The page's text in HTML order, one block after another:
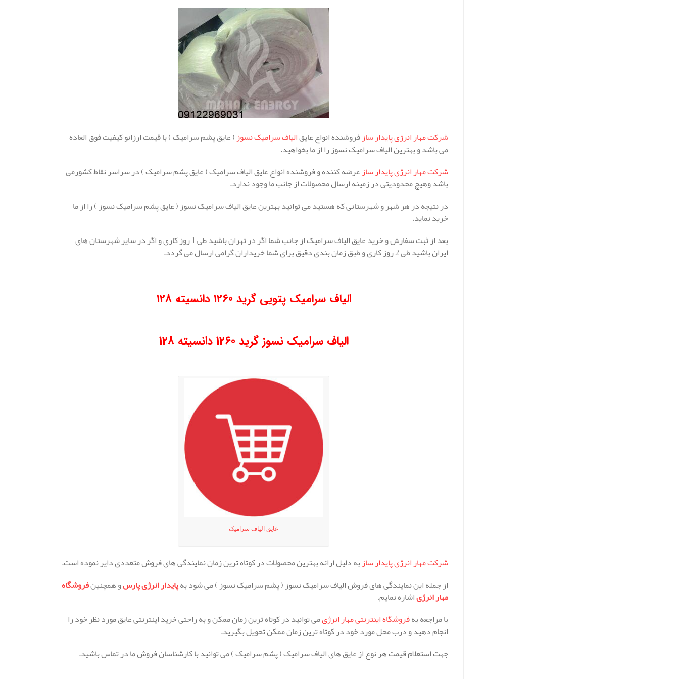
شرکت مهار انرژی پایدار سازفروشنده انواع عایقالیاف سرامیک نسوز( عایق پشم سرامیک ) با قیمت ارزانو کیفیت فوق العاده
می باشد و بهترین الیاف سرامیک نسوز را از ما بخواهید.
شرکت مهار انرژی پایدار سازعرضه کننده و فروشنده انواع عایق الیاف سرامیک ( عایق پشم سرامیک ) در سراسر نقاط کشورمی
باشد وهیچ محدودیتی در زمینه ارسال محصولات از جانب ما وجود ندارد.
در نتیجه در هر شهر و شهرستانی که هستید می توانید بهترین عایق الیاف سرامیک نسوز ( عایق پشم سرامیک نسوز ) را از ما
خرید نماید.
بعد از ثبت سفارش و خرید عایق الیاف سرامیک از جانب شما اگر در تهران باشید طی 1 روز کاری و اگر در سایر شهرستان های
ایران باشید طی 2 روز کاری و طبق زمان بندی دقیق برای شما خریداران گرامی ارسال می گردد.
الیاف سرامیک پتویی گرید 1260 دانسیته 128
الیاف سرامیک نسوز گرید 1260 دانسیته 128
عایق الیاف سرامیک
شرکت مهار انرژی پایدار سازبه دلیل ارائه بهترین محصولات در کوتاه ترین زمان نمایندگی های فروش متعددی دایر نموده است.
از جمله این نمایندگی های فروش الیاف سرامیک نسوز ( پشم سرامیک نسوز ) می شود بهپایدار انرژی پارسو همچنینفروشگاه
مهار انرژیاشاره نمایم.
با مراجعه بهفروشگاه اینترنتی مهار انرژیمی توانید در کوتاه ترین زمان ممکن و به راحتی خرید اینترنتی عایق مورد نظر خود را
انجام دهید و درب محل مورد خود در کوتاه ترین زمان ممکن تحویل بگیرید.
جهت استعلام قیمت هر نوع از عایق های الیاف سرامیک ( پشم سرامیک ) می توانید با کارشناسان فروش ما در تماس باشید.